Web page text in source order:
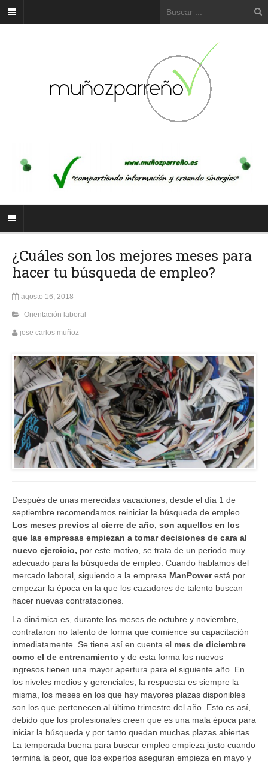
¿Cuáles son los mejores meses para
hacer tu búsqueda de empleo?
agosto 16, 2018
Orientación laboral
jose carlos muñoz
Después de unas merecidas vacaciones, desde el día 1 de
septiembre recomendamos reiniciar la búsqueda de empleo.
Los meses previos al cierre de año, son aquellos en los
que las empresas empiezan a tomar decisiones de cara al
nuevo ejercicio, por este motivo, se trata de un periodo muy
adecuado para la búsqueda de empleo. Cuando hablamos del
mercado laboral, siguiendo a la empresa ManPowerestá por
empezar la época en la que los cazadores de talento buscan
hacer nuevas contrataciones.
La dinámica es, durante los meses de octubre y noviembre,
contrataron no talento de forma que comience su capacitación
inmediatamente. Se tiene así en cuenta el mes de diciembre
como el de entrenamiento y de esta forma los nuevos
ingresos tienen una mayor apertura para el siguiente año. En
los niveles medios y gerenciales, la respuesta es siempre la
misma, los meses en los que hay mayores plazas disponibles
son los que pertenecen al último trimestre del año. Esto es así,
debido que los profesionales creen que es una mala época para
iniciar la búsqueda y por tanto quedan muchas plazas abiertas.
La temporada buena para buscar empleo empieza justo cuando
termina la peor, que los expertos aseguran empieza en mayo y